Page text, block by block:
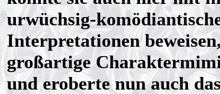
urwüchsig-
Interpretationen
großartige
und eroberte nun auch